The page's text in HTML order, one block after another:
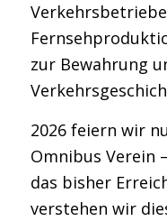
zur Bewahrung
2026 feiern wir
Omnibus Verein
das bisher
verstehen wir